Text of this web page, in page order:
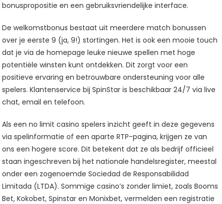
bonuspropositie en een gebruiksvriendelijke interface.
De welkomstbonus bestaat uit meerdere match bonussen
over je eerste 9 (ja, 9!) stortingen. Het is ook een mooie touch
dat je via de homepage leuke nieuwe spellen met hoge
potentiële winsten kunt ontdekken. Dit zorgt voor een
positieve ervaring en betrouwbare ondersteuning voor alle
spelers. Klantenservice bij SpinStar is beschikbaar 24/7 via live
chat, email en telefoon.
Als een no limit casino spelers inzicht geeft in deze gegevens
via spelinformatie of een aparte RTP-pagina, krijgen ze van
ons een hogere score. Dit betekent dat ze als bedrijf officieel
staan ingeschreven bij het nationale handelsregister, meestal
onder een zogenoemde Sociedad de Responsabilidad
Limitada (LTDA). Sommige casino’s zonder limiet, zoals Booms
Bet, Kokobet, Spinstar en Monixbet, vermelden een registratie